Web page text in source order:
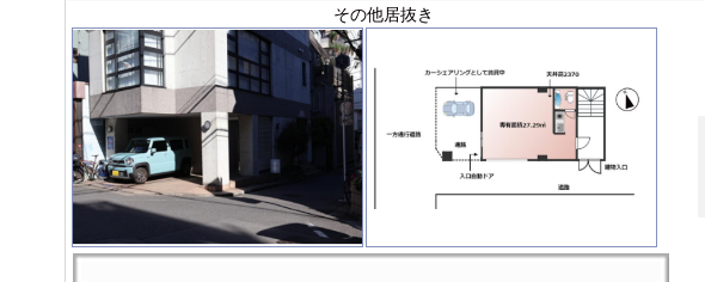
その他居抜き